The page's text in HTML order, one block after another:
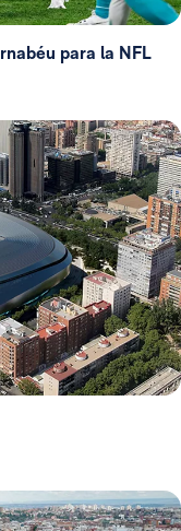
para la NFL